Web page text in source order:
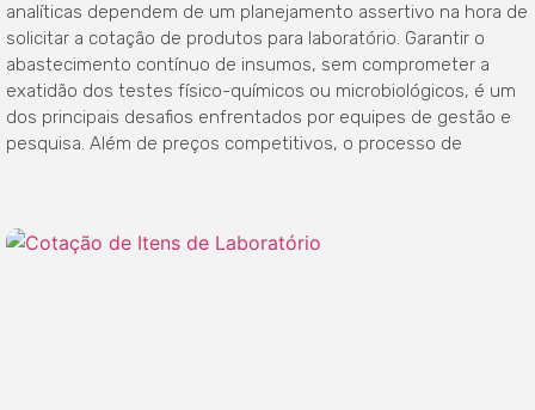
analíticas dependem de um planejamento assertivo na hora de
solicitar a cotação de produtos para laboratório. Garantir o
abastecimento contínuo de insumos, sem comprometer a
exatidão dos testes físico-químicos ou microbiológicos, é um
dos principais desafios enfrentados por equipes de gestão e
pesquisa. Além de preços competitivos, o processo de